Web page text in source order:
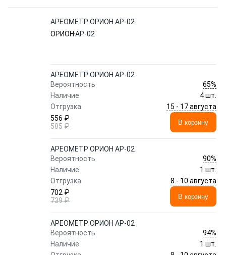
АРЕОМЕТР ОРИОН АР-02
ОРИОН АР-02
АРЕОМЕТР ОРИОН АР-02
Вероятность
65%
Наличие
4 шт.
Отгрузка
15 - 17 августа
556 ₽
585 ₽
В корзину
АРЕОМЕТР ОРИОН АР-02
Вероятность
90%
Наличие
1 шт.
Отгрузка
8 - 10 августа
702 ₽
739 ₽
В корзину
АРЕОМЕТР ОРИОН АР-02
Вероятность
94%
Наличие
1 шт.